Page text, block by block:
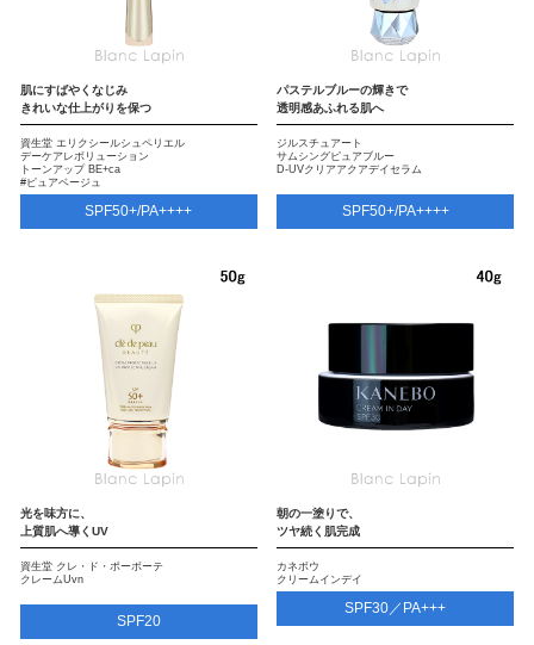
肌にすばやくなじみ
きれいな仕上がりを保つ
資生堂 エリクシールシュペリエル
デーケアレボリューション
トーンアップ BE+ca
#ピュアベージュ
SPF50+/PA++++
パステルブルーの輝きで
透明感あふれる肌へ
ジルスチュアート
サムシングピュアブルー
D-UVクリアアクアデイセラム
SPF50+/PA++++
光を味方に、
上質肌へ導くUV
資生堂 クレ・ド・ポーボーテ
クレームUvn
SPF20
朝の一塗りで、
ツヤ続く肌完成
カネボウ
クリームインデイ
SPF30／PA+++